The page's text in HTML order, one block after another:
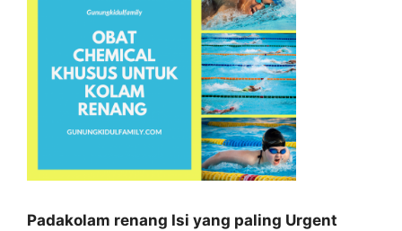
Padakolam renang Isi yang paling Urgent